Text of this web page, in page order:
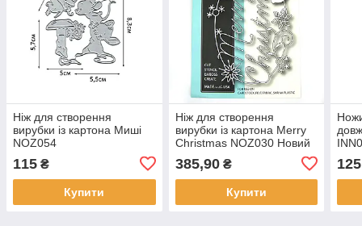
Ніж для створення
вирубки із картона Миші
NOZ054
115 ₴
Купити
Ніж для створення
вирубки із картона Merry
Christmas NOZ030 Новий
385,90₴
Купити
125